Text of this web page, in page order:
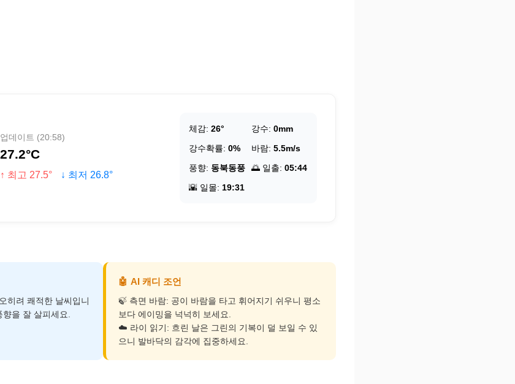
업데이트 (20:58)
27.2°C
↑ 최고 27.5° ↓ 최저 26.8°
체감: 26° 강수: 0mm
강수확률: 0% 바람: 5.5m/s
풍향: 동북동풍 🌅 일출: 05:44
🌇 일몰: 19:31
히려 쾌적한 날씨입니
을 잘 살피세요.
🤖 AI 캐디 조언
🍃 측면 바람: 공이 바람을 타고 휘어지기 쉬우니 평소
보다 에이밍을 넉넉히 보세요.
☁️ 라이 읽기: 흐린 날은 그린의 기복이 덜 보일 수 있
으니 발바닥의 감각에 집중하세요.